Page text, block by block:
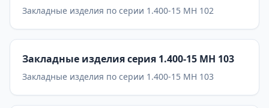
Закладные изделия по серии 1.400-15 МН 102
Закладные изделия серия 1.400-15 МН 103
Закладные изделия по серии 1.400-15 МН 103